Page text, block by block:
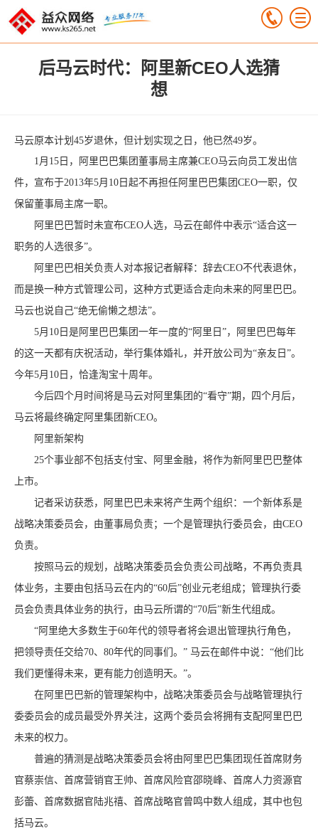
后马云时代：阿里新CEO人选猜
想
马云原本计划45岁退休，但计划实现之日，他已然49岁。
1月15日，阿里巴巴集团董事局主席兼CEO马云向员工发出信
件，宣布于2013年5月10日起不再担任阿里巴巴集团CEO一职，仅
保留董事局主席一职。
阿里巴巴暂时未宣布CEO人选，马云在邮件中表示“适合这一
职务的人选很多”。
阿里巴巴相关负责人对本报记者解释：辞去CEO不代表退休，
而是换一种方式管理公司，这种方式更适合走向未来的阿里巴巴。
马云也说自己“绝无偷懒之想法”。
5月10日是阿里巴巴集团一年一度的“阿里日”，阿里巴巴每年
的这一天都有庆祝活动，举行集体婚礼，并开放公司为“亲友日”。
今年5月10日，恰逢淘宝十周年。
今后四个月时间将是马云对阿里集团的“看守”期，四个月后，
马云将最终确定阿里集团新CEO。
阿里新架构
25个事业部不包括支付宝、阿里金融，将作为新阿里巴巴整体
上市。
记者采访获悉，阿里巴巴未来将产生两个组织：一个新体系是
战略决策委员会，由董事局负责；一个是管理执行委员会，由CEO
负责。
按照马云的规划，战略决策委员会负责公司战略，不再负责具
体业务，主要由包括马云在内的“60后”创业元老组成；管理执行委
员会负责具体业务的执行，由马云所谓的“70后”新生代组成。
“阿里绝大多数生于60年代的领导者将会退出管理执行角色，
把领导责任交给70、80年代的同事们。” 马云在邮件中说：“他们比
我们更懂得未来，更有能力创造明天。”。
在阿里巴巴新的管理架构中，战略决策委员会与战略管理执行
委委员会的成员最受外界关注，这两个委员会将拥有支配阿里巴巴
未来的权力。
普遍的猜测是战略决策委员会将由阿里巴巴集团现任首席财务
官蔡崇信、首席营销官王帅、首席风险官邵晓峰、首席人力资源官
彭蕾、首席数据官陆兆禧、首席战略官曾鸣中数人组成，其中也包
括马云。